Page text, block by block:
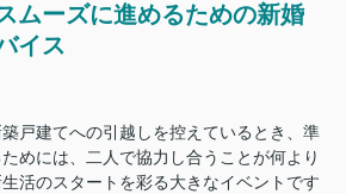
ムーズに進めるための新婚
イス
戸建てへの引越しを控えているとき、準
めには、二人で協力し合うことが何より
活のスタートを彩る大きなイベントです